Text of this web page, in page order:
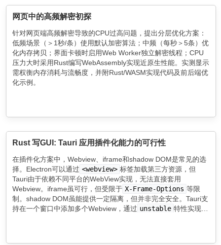
网页中的高频解密初探
针对网页端高频解密导致的CPU过高问题，提出分层优化方案：
低频场景（＞1秒/条）使用默认加密算法；中频（每秒＞5条）优
化内存拷贝；界面卡顿时启用Web Worker独立解密线程；CPU
压力大时采用Rust编写WebAssembly实现近原生性能。实测显示
需权衡内存消耗与流畅度，并附Rust/WASM实现代码及前后端优
化示例。
Rust 写GUI: Tauri 应用插件化能力的可行性
在插件化方案中，Webview、iframe和shadow DOM是常见的选
择。Electron可以通过 <webview> 标签加载第三方资源，但
Tauri由于依赖不同平台的WebView实现，无法直接套用
Webview。iframe虽可行，但受限于 X-Frame-Options 等限
制。shadow DOM虽能提供一定隔离，但并非完全安全。Tauri支
持在一个窗口中添加多个Webview，通过 unstable 特性实现多